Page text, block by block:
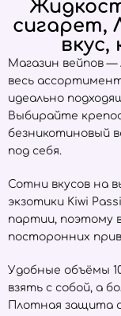
сигарет,
Магазин вейпов
весь
идеально
Выбирайте
безникотиновый
под себя.
Сотни вкусов на
экзотики Kiwi
партии, поэтому
посторонних
Удобные объёмы
взять с собой, а
Плотная защита